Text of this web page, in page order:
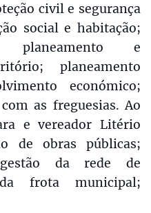
civil e segurança
social e habitação;
planeamento e
planeamento
económico;
as freguesias. Ao
e vereador Litério
de obras públicas;
gestão da rede de
frota municipal;